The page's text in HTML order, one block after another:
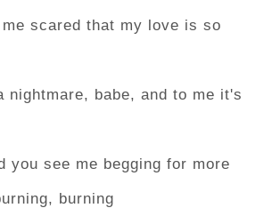
scared that my love is so
nightmare, babe, and to me it's
you see me begging for more
burning